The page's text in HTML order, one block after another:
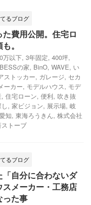
るブログ
費用公開。住宅ロ
。
万以下, 3年固定, 400坪,
BESSの家, BinO, WAVE, い
ストッカー, ガレージ, セカ
ーカー, モデルハウス, モデ
, 住宅ローン, 便利, 吹き抜
, 家ビジョン, 展示場, 岐
知, 東海ろうきん, 株式会社
トーブ
るブログ
自分に合わないダ
メーカー・工務店
った事